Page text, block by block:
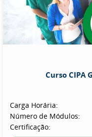
Curso CIPA
Carga Horária:
Número de Módulos:
Certificação: